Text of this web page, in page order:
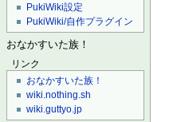
PukiWiki設定
PukiWiki/自作プラグイン
おなかすいた族！
リンク
おなかすいた族！
wiki.nothing.sh
wiki.guttyo.jp